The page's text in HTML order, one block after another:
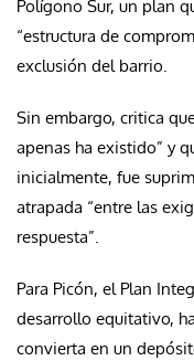
Polígono Sur, un plan
“estructura de
exclusión del barrio.
Sin embargo, critica
apenas ha existido” y
inicialmente, fue
atrapada “entre las
respuesta”.
Para Picón, el Plan
desarrollo equitativo,
convierta en un